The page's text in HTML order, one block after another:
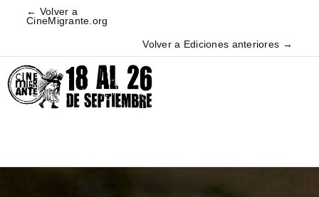
← Volver a
CineMigrante.org
Volver a Ediciones anteriores →